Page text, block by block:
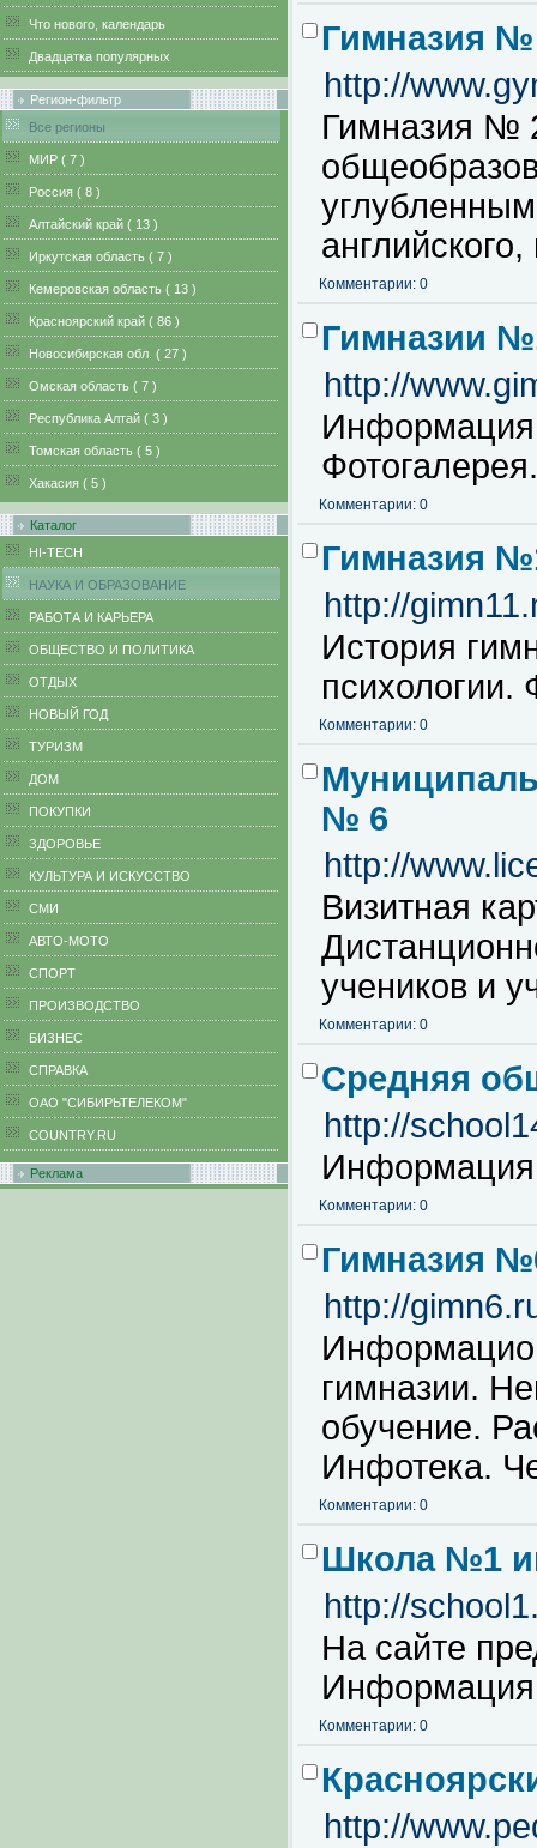
Что нового, календарь
Двадцатка популярных
Регион-фильтр
Все регионы
MИР ( 7 )
Pоссия ( 8 )
Алтайский край ( 13 )
Иркутская область ( 7 )
Кемеровская область ( 13 )
Красноярский край ( 86 )
Новосибирская обл. ( 27 )
Омская область ( 7 )
Республика Алтай ( 3 )
Томская область ( 5 )
Хакасия ( 5 )
Каталог
HI-TECH
НАУКА И ОБРАЗОВАНИЕ
РАБОТА И КАРЬЕРА
ОБЩЕСТВО И ПОЛИТИКА
ОТДЫХ
НОВЫЙ ГОД
ТУРИЗМ
ДОМ
ПОКУПКИ
ЗДОРОВЬЕ
КУЛЬТУРА И ИСКУССТВО
СМИ
АВТО-МОТО
СПОРТ
ПРОИЗВОДСТВО
БИЗНЕС
CПРАВКА
ОАО "СИБИРЬТЕЛЕКОМ"
COUNTRY.RU
Реклама
Гимназия №
http://
Гимназия №
Комментарии: 0
Гимназии
http://
Информация
Фотогалерея.
Комментарии: 0
Гимназия
http://
История
психологии.
Комментарии: 0
№ 6
http://
Визитная
учеников и
Комментарии: 0
Средняя
http://
Информация
Комментарии: 0
Гимназия
http://
гимназии.
обучение.
Инфотека.
Комментарии: 0
Школа №1
http://
На сайте
Комментарии: 0
http://